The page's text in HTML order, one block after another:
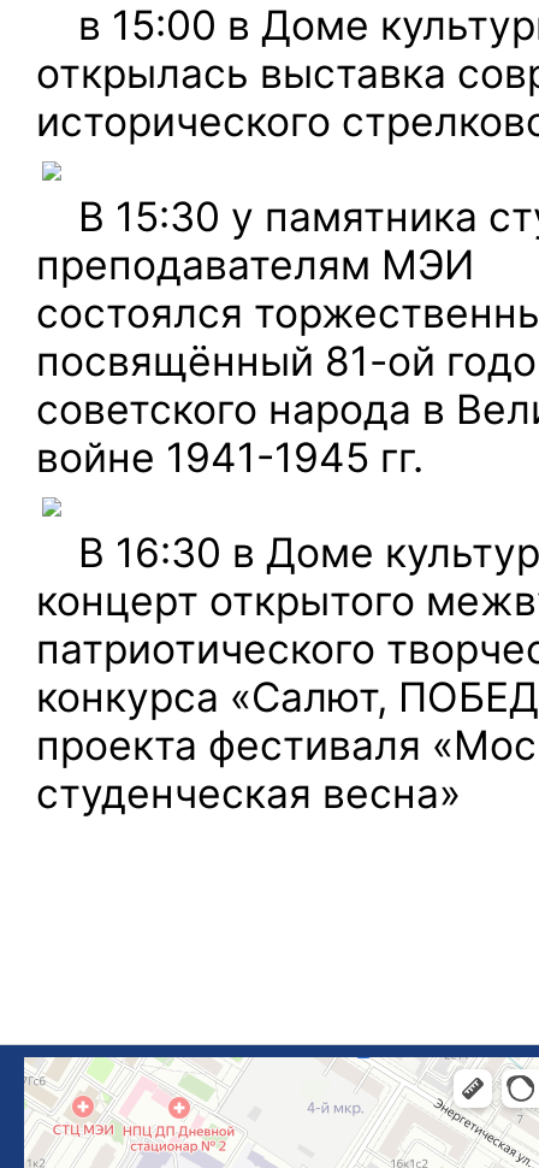
в 15:00 в Доме
открылась выставка
исторического
В 15:30 у памятника
преподавателям МЭИ
состоялся
посвящённый 81-ой
советского народа в
войне 1941-1945 гг.
В 16:30 в Доме
концерт открытого
патриотического
конкурса «Салют,
проекта фестиваля
студенческая весна»